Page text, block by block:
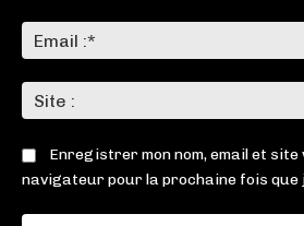
Enregistrer mon nom, email et site
navigateur pour la prochaine fois que